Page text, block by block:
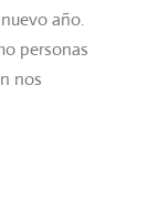
año.
personas
nos